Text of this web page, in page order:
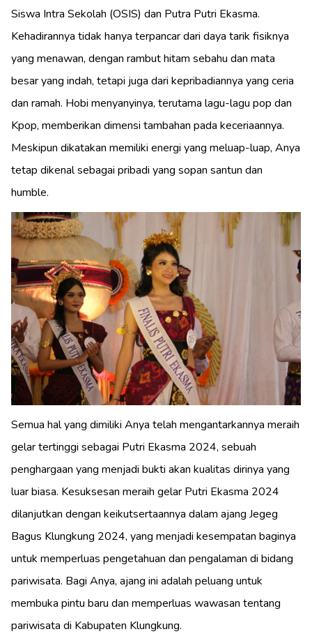
Siswa Intra Sekolah (OSIS) dan Putra Putri Ekasma.
Kehadirannya tidak hanya terpancar dari daya tarik fisiknya
yang menawan, dengan rambut hitam sebahu dan mata
besar yang indah, tetapi juga dari kepribadiannya yang ceria
dan ramah. Hobi menyanyinya, terutama lagu-lagu pop dan
Kpop, memberikan dimensi tambahan pada keceriaannya.
Meskipun dikatakan memiliki energi yang meluap-luap, Anya
tetap dikenal sebagai pribadi yang sopan santun dan
humble.
Semua hal yang dimiliki Anya telah mengantarkannya meraih
gelar tertinggi sebagai Putri Ekasma 2024, sebuah
penghargaan yang menjadi bukti akan kualitas dirinya yang
luar biasa. Kesuksesan meraih gelar Putri Ekasma 2024
dilanjutkan dengan keikutsertaannya dalam ajang Jegeg
Bagus Klungkung 2024, yang menjadi kesempatan baginya
untuk memperluas pengetahuan dan pengalaman di bidang
pariwisata. Bagi Anya, ajang ini adalah peluang untuk
membuka pintu baru dan memperluas wawasan tentang
pariwisata di Kabupaten Klungkung.